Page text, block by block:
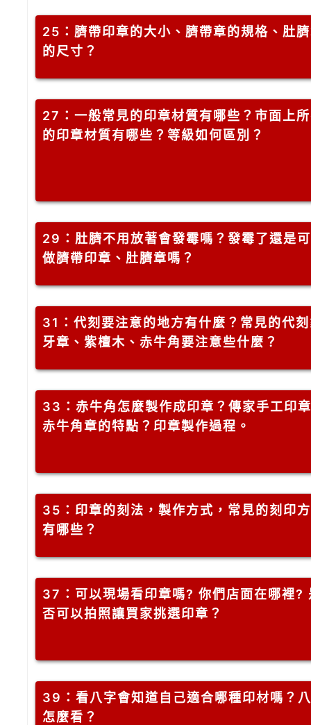
25 ：臍帶印章的大小、臍帶章的規格、肚
的尺寸？
27 ：一般常見的印章材質有哪些？市面上
的印章材質有哪些？等級如何區別？
29 ：肚臍不用放著會發霉嗎？發霉了還是
做臍帶印章、肚臍章嗎？
31 ：代刻要注意的地方有什麼？常見的代
牙章、紫檀木、赤牛角要注意些什麼？
33 ：赤牛角怎麼製作成印章？傳家手工印
赤牛角章的特點？印章製作過程。
35 ：印章的刻法，製作方式，常見的刻印
有哪些？
37 ：可以現場看印章嗎? 你們店面在哪裡?
否可以拍照讓買家挑選印章？
39 ：看八字會知道自己適合哪種印材嗎？
怎麼看？